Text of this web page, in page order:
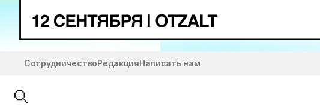
СотрудничествоРедакцияНаписать нам